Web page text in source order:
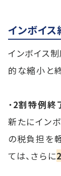
インボイ
インボイス
的な縮小と
・2割特例終
新たにイン
の税負担を
ては、さらに